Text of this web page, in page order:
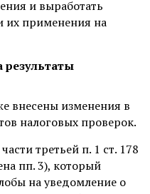
и выработать
их применения на
внесены изменения в
налоговых проверок.
третьей п. 1 ст. 178
пп. 3), который
на уведомление о